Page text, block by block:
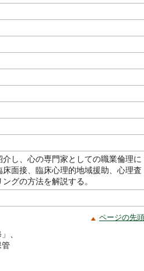
し、心の専門家としての職業倫理に
面接、臨床心理的地域援助、心理査
グの方法を解説する。
ページの先
、